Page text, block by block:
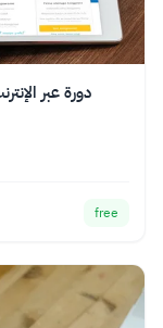
دورة عبر
free